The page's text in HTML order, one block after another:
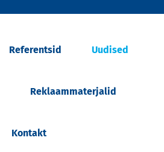
Referentsid Uudised
Reklaammaterjalid
Kontakt